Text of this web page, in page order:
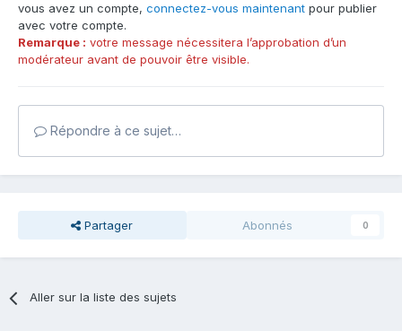
vous avez un compte, connectez-vous maintenant pour publier
avec votre compte.
Remarque : votre message nécessitera l’approbation d’un
modérateur avant de pouvoir être visible.
Répondre à ce sujet…
Partager Abonnés 0
Aller sur la liste des sujets